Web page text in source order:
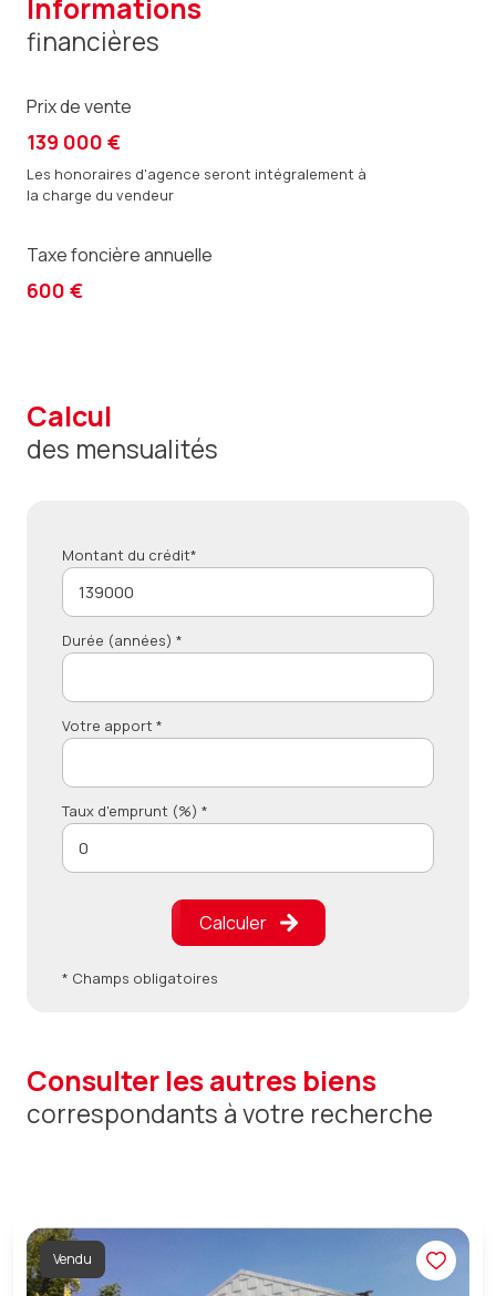
informations
financières
Prix de vente
139 000 €
Les honoraires d'agence seront intégralement à
la charge du vendeur
Taxe foncière annuelle
600 €
calcul
des mensualités
Montant du crédit*
Durée (années) *
Votre apport *
Taux d'emprunt (%) *
Calculer
* Champs obligatoires
consulter les autres biens
correspondants à votre recherche
Vendu